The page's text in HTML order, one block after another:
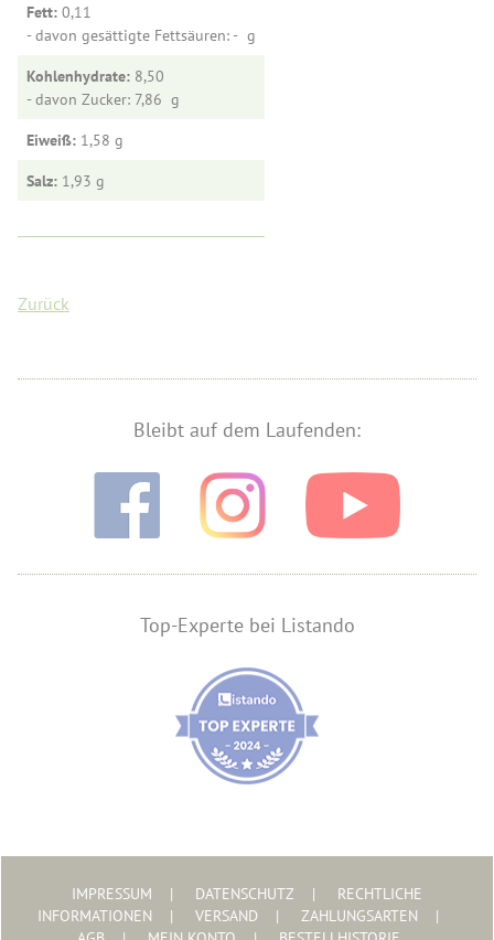
Fett: 0,11
- davon gesättigte Fettsäuren: -
Kohlenhydrate: 8,50
- davon Zucker: 7,86
Eiweiß: 1,58
Salz: 1,93
Zurück
Bleibt auf dem Laufenden:
Top-Experte bei Listando
IMPRESSUM DATENSCHUTZ
RECHTLICHE
INFORMATIONEN
VERSAND
ZAHLUNGSARTEN